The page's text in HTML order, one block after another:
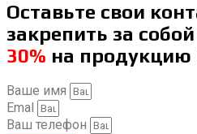
Оставьте свои
закрепить за
30% на продукцию
Ваше имя
Emal
Ваш телефон